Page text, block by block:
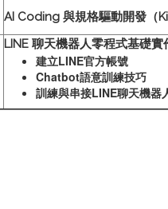
AI Coding 與規格驅動開發（
LINE 聊天機器人零程式基礎
建立LINE官方帳號
Chatbot語意訓練技巧
訓練與串接LINE聊天機器